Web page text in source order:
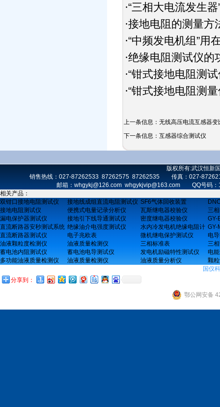
·“三相大电流发生
·接地电阻的测量方
·“中频发电机组”用
·绝缘电阻测试仪
·“钳式接地电阻测
·“钳式接地电阻测
上一条信息：无线高压电流互感器变
下一条信息：互感器综合测试仪
版权所有:武汉恒新
销售热线：027-87262533 87262575 87262535 传真：027-
邮箱：whgykj@126.com whgykjvip@163.com QQ号码
相关产品：
双钳口接地电阻测试仪
接地线成组直流电阻测试仪 SF6气体回收装置
接地电阻测试仪
便携式电量记录分析仪 瓦斯继电器校验仪
三
漏电保护器测试仪
接地引下线导通测试仪 密度继电器校验仪
GY-
直流断路器安秒测试系统 绝缘油介电强度测试仪 水内冷发电机绝缘电阻计 GY-
直流断路器测试仪
电子兆欧表 微机继电保护测试仪
电
油液颗粒度检测仪
油液质量检测仪 三相标准表
三
蓄电池内阻测试仪
蓄电池电导测试仪 发电机励磁特性测试仪
电
多功能油液质量检测仪
油液质量检测仪 油液质量分析仪
颗
国仪
分享到：
鄂公网安备